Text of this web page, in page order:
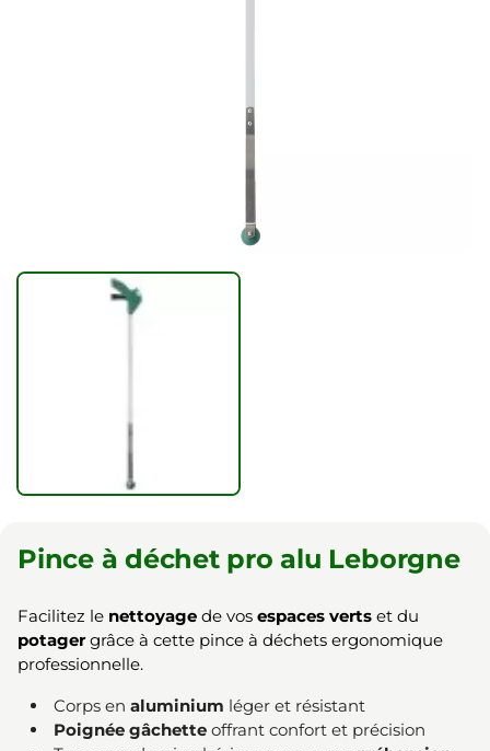
Pince à déchet pro alu Leborgne
Facilitez le nettoyage de vos espaces verts et du
potagergrâce à cette pince à déchets ergonomique
professionnelle.
Corps en aluminium léger et résistant
Poignée gâchette offrant confort et précision